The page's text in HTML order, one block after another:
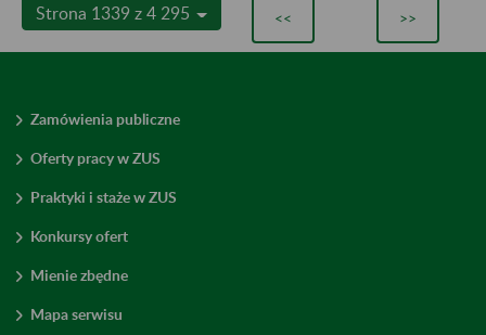
Strona 1339 z 4 295 << >>
Zamówienia publiczne
Oferty pracy w ZUS
Praktyki i staże w ZUS
Konkursy ofert
Mienie zbędne
Mapa serwisu